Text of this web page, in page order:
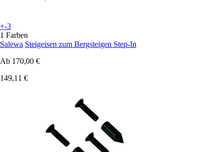
+-3
1 Farben
Salewa Steigeisen zum Bergsteigen Step-In
Ab 170,00 €
149,11 €